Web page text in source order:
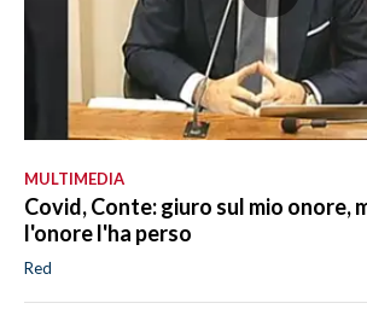
MULTIMEDIA
Covid, Conte: giuro sul mio onore,
l'onore l'ha perso
Red